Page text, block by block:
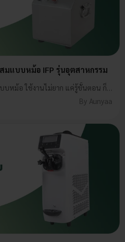
มแบบหม้อ IFP รุ่นอุตสาหกรรม
วิธีการใช้งานเครื่องสับผสมแบบหม้อ ใช้งานไม่ยาก แค่รู้ขั้นตอน ก็พร้อมลุยทุกเมนู ไม่ว่าคุณจะใช้งานครั้งแรกหรือใช้อยู่เป็นประจำ เราเตรียมขั้นตอนการใช้งานแบบเข้าใจง่าย ๆ ไว้ให้คุณแล้ว แค่ทำตามทีละขั้น ก็ช่วยให้การสับ บด และเตรียมวัตถุดิบเป็นเรื่องสบาย ๆ พร้อมใช้งานได้อย่างมั่นใจทุกครั้ง
By Aunyaa